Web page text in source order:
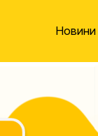
Новини